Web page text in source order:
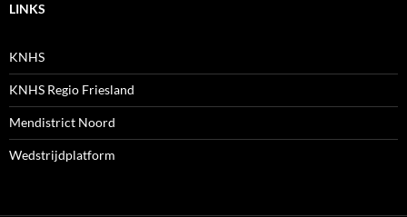
LINKS
KNHS
KNHS Regio Friesland
Mendistrict Noord
Wedstrijdplatform